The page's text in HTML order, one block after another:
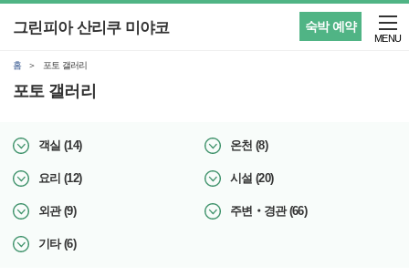
숙박 예약
그린피아 산리쿠 미야코
MENU
홈 포토 갤러리
포토 갤러리
객실 (14) 온천 (8)
요리 (12) 시설 (20)
외관 (9) 주변‧경관 (66)
기타 (6)